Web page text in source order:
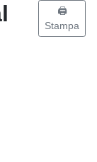
🖨️
Stampa